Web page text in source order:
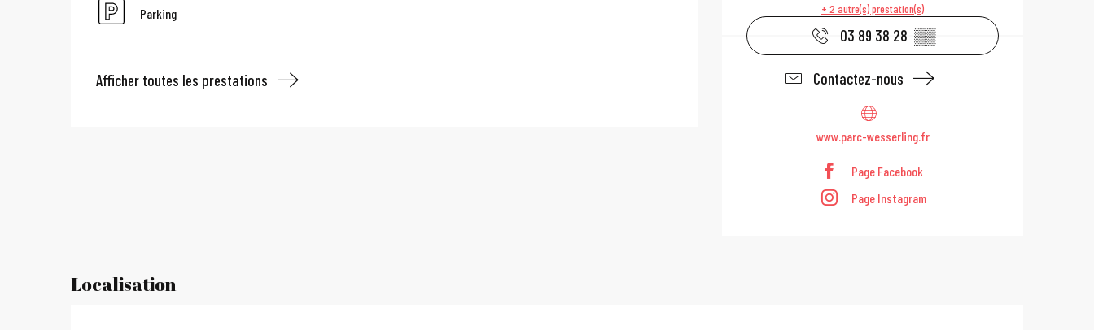
+ 2 autre(s) prestation(s)
03 89 38 28 ▒▒
Contactez-nous
www.parc-wesserling.fr
Page Facebook
Page Instagram
Parking
Afficher toutes les prestations
Localisation